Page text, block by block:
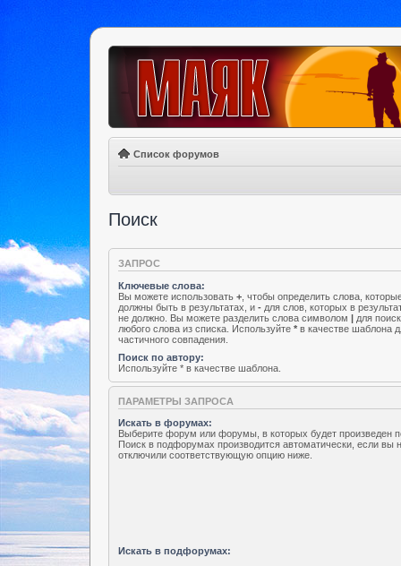
Список форумов
Поиск
ЗАПРОС
Ключевые слова:
Вы можете использовать + , чтобы определить слова,
должны быть в результатах, и - для слов, которых в
не должно. Вы можете разделить слова символом | для
любого слова из списка. Используйте * в качестве шаблона
частичного совпадения.
Поиск по автору:
Используйте * в качестве шаблона.
ПАРАМЕТРЫ ЗАПРОСА
Искать в форумах:
Выберите форум или форумы, в которых будет произведен
Поиск в подфорумах производится автоматически, если вы
отключили соответствующую опцию ниже.
Искать в подфорумах: